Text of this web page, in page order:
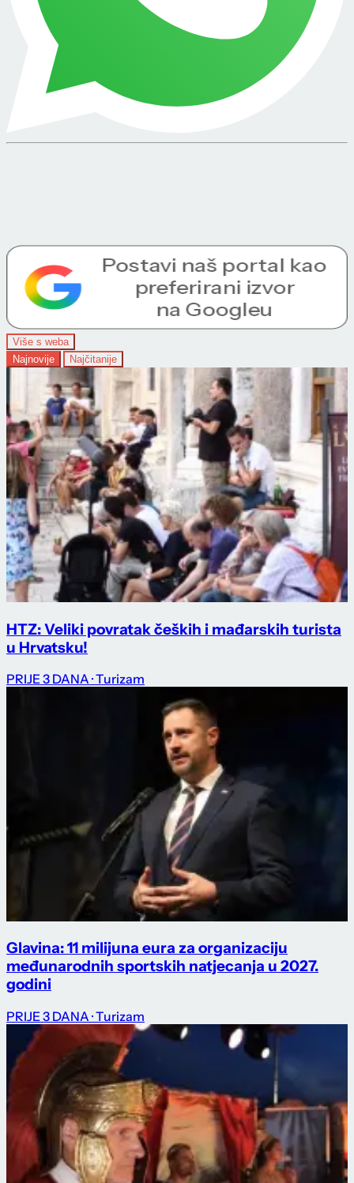
Više s weba
Najnovije
Najčitanije
HTZ: Veliki povratak čeških i mađarskih turista
u Hrvatsku!
PRIJE 3 DANA · Turizam
Glavina: 11 milijuna eura za organizaciju
međunarodnih sportskih natjecanja u 2027.
godini
PRIJE 3 DANA · Turizam